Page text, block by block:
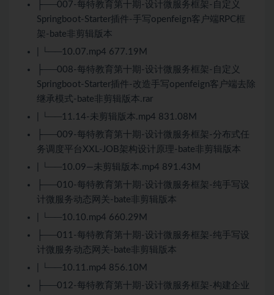
├──007-每特教育第十期-设计微服务框架-自定义
Springboot-Starter插件-手写openfeign客户端RPC框
架-bate非剪辑版本
| └──10.07.mp4 677.19M
├──008-每特教育第十期-设计微服务框架-自定义
Springboot-Starter插件-改造手写openfeign客户端去除
继承模式-bate非剪辑版本.rar
| └──11.14-未剪辑版本.mp4 831.08M
├──009-每特教育第十期-设计微服务框架-分布式任
务调度平台XXL-JOB架构设计原理-bate非剪辑版本
| └──10.09—未剪辑版本.mp4 891.43M
├──010-每特教育第十期-设计微服务框架-纯手写设
计微服务动态网关-bate非剪辑版本
| └──10.10.mp4 660.29M
├──011-每特教育第十期-设计微服务框架-纯手写设
计微服务动态网关-bate非剪辑版本
| └──10.11.mp4 856.10M
├──012-每特教育第十期-设计微服务框架-构建企业